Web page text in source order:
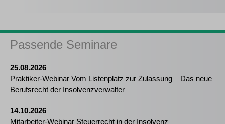
Passende Seminare
25.08.2026
Praktiker-Webinar Vom Listenplatz zur Zulassung – Das neue
Berufsrecht der Insolvenzverwalter
14.10.2026
Mitarbeiter-Webinar Steuerrecht in der Insolvenz